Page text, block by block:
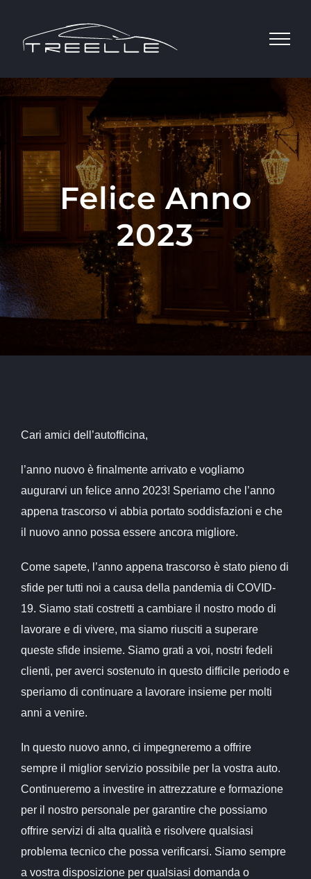
contenuto
Felice Anno
2023
Cari amici dell’autofficina,
l’anno nuovo è finalmente arrivato e vogliamo
augurarvi un felice anno 2023! Speriamo che l’anno
appena trascorso vi abbia portato soddisfazioni e che
il nuovo anno possa essere ancora migliore.
Come sapete, l’anno appena trascorso è stato pieno di
sfide per tutti noi a causa della pandemia di COVID-
19. Siamo stati costretti a cambiare il nostro modo di
lavorare e di vivere, ma siamo riusciti a superare
queste sfide insieme. Siamo grati a voi, nostri fedeli
clienti, per averci sostenuto in questo difficile periodo e
speriamo di continuare a lavorare insieme per molti
anni a venire.
In questo nuovo anno, ci impegneremo a offrire
sempre il miglior servizio possibile per la vostra auto.
Continueremo a investire in attrezzature e formazione
per il nostro personale per garantire che possiamo
offrire servizi di alta qualità e risolvere qualsiasi
problema tecnico che possa verificarsi. Siamo sempre
a vostra disposizione per qualsiasi domanda o